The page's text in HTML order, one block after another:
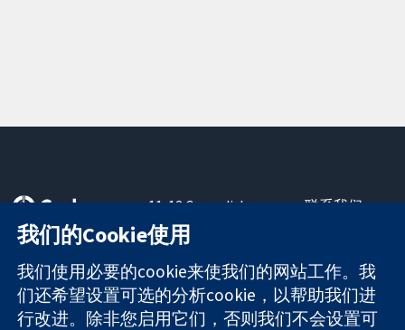
可信任的证据
知情决定
更完善的医疗健
康
11-13 Cavendish
Square
London
W1G 0AN
United Kingdom
联系我们
关于我们
工作机会
Cochrane
Library
我们的Cookie使用
我们使用必要的cookie来使我们的网站工作。我
们还希望设置可选的分析cookie，以帮助我们进
行改进。除非您启用它们，否则我们不会设置可